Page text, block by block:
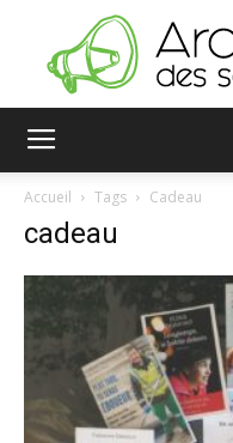
Accueil Tags Cadeau
cadeau